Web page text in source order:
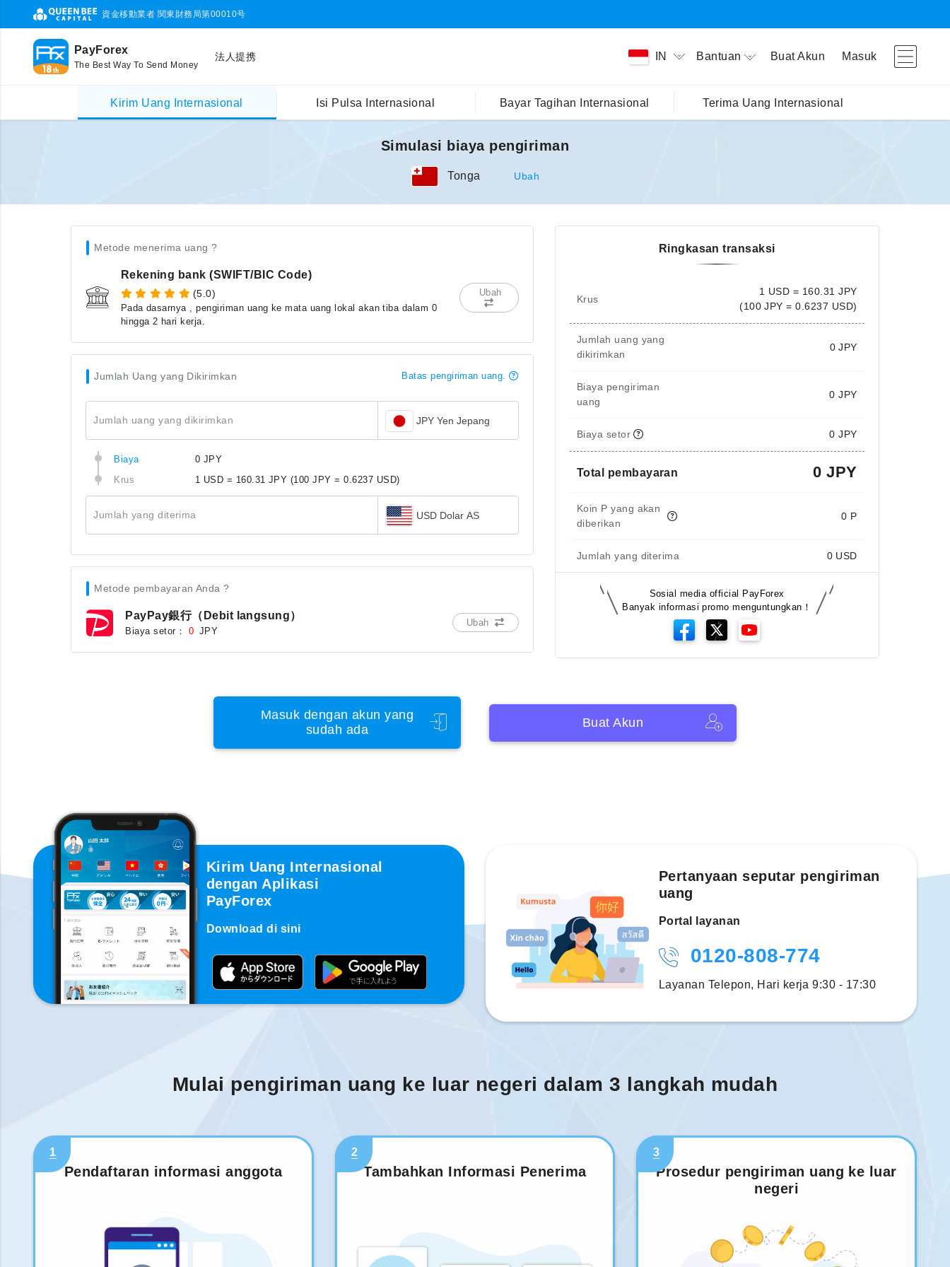
資金移動業者 関東財務局第00010号
PayForex
The Best Way To Send Money
法人提携 IN Bantuan Buat Akun Masuk
Kirim Uang Internasional Isi Pulsa Internasional Bayar Tagihan Internasional Terima Uang Internasional
Simulasi biaya pengiriman
Tonga Ubah
Metode menerima uang ?
Rekening bank (SWIFT/BIC Code)
(5.0)
Pada dasarnya , pengiriman uang ke mata uang lokal akan tiba dalam 0
hingga 2 hari kerja.
Ubah
Jumlah Uang yang Dikirimkan Batas pengiriman uang.
Jumlah uang yang dikirimkan JPY Yen Jepang
Biaya
0 JPY
Krus
1 USD = 160.31 JPY (100 JPY = 0.6237 USD)
Jumlah yang diterima USD Dolar AS
Metode pembayaran Anda ?
PayPay銀行（Debit langsung）
Biaya setor： 0 JPY
Ubah
Ringkasan transaksi
Krus
1 USD = 160.31 JPY
(100 JPY = 0.6237 USD)
Jumlah uang yang
dikirimkan
0 JPY
Biaya pengiriman
uang
0 JPY
Biaya setor 0 JPY
Total pembayaran 0 JPY
Koin P yang akan
diberikan
0 P
Jumlah yang diterima 0 USD
Sosial media official PayForex
Banyak informasi promo menguntungkan！
Masuk dengan akun yang
sudah ada
Buat Akun
Kirim Uang Internasional
dengan Aplikasi
PayForex
Download di sini
Pertanyaan seputar pengiriman
uang
Portal layanan
0120-808-774
Layanan Telepon, Hari kerja 9:30 - 17:30
Mulai pengiriman uang ke luar negeri dalam 3 langkah mudah
1
Pendaftaran informasi anggota
2
Tambahkan Informasi Penerima
3
Prosedur pengiriman uang ke luar
negeri